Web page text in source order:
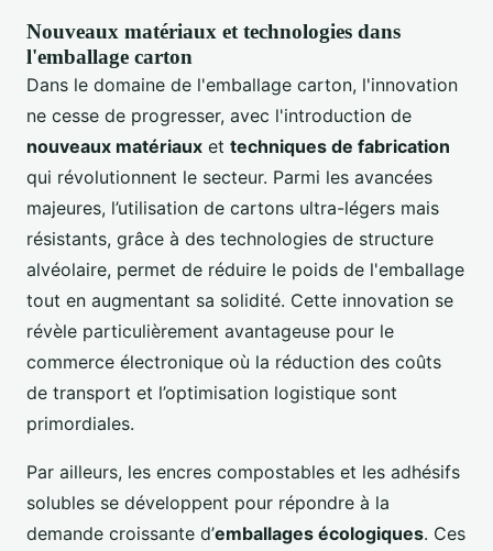
Nouveaux matériaux et technologies dans
l'emballage carton
Dans le domaine de l'emballage carton, l'innovation
ne cesse de progresser, avec l'introduction de
nouveaux matériaux et techniques de fabrication
qui révolutionnent le secteur. Parmi les avancées
majeures, l’utilisation de cartons ultra-légers mais
résistants, grâce à des technologies de structure
alvéolaire, permet de réduire le poids de l'emballage
tout en augmentant sa solidité. Cette innovation se
révèle particulièrement avantageuse pour le
commerce électronique où la réduction des coûts
de transport et l’optimisation logistique sont
primordiales.
Par ailleurs, les encres compostables et les adhésifs
solubles se développent pour répondre à la
demande croissante d’emballages écologiques. Ces